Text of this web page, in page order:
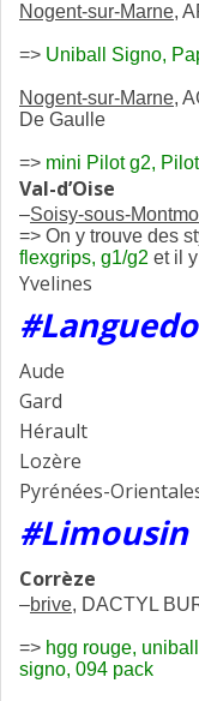
Nogent-sur-Marne,
=> Uniball Signo,
Nogent-sur-Marne,
De Gaulle
=> mini Pilot g2,
Val-d’Oise
–Soisy-sous-
=> On y trouve des
flexgrips, g1/g2 et il
Yvelines
Aude
Gard
Hérault
Lozère
Pyrénées-
#Limousin
Corrèze
–brive, DACTYL
=> hgg rouge,
signo, 094 pack